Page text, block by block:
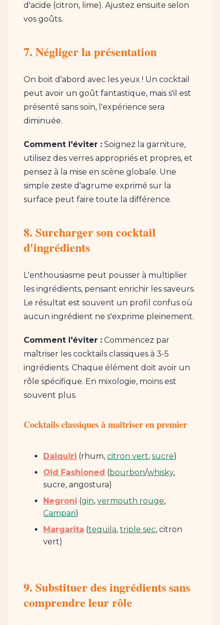
d'acide (citron, lime). Ajustez ensuite selon
vos goûts.
7. Négliger la présentation
On boit d'abord avec les yeux ! Un cocktail
peut avoir un goût fantastique, mais s'il est
présenté sans soin, l'expérience sera
diminuée.
Comment l'éviter : Soignez la garniture,
utilisez des verres appropriés et propres, et
pensez à la mise en scène globale. Une
simple zeste d'agrume exprimé sur la
surface peut faire toute la différence.
8. Surcharger son cocktail
d'ingrédients
L'enthousiasme peut pousser à multiplier
les ingrédients, pensant enrichir les saveurs.
Le résultat est souvent un profil confus où
aucun ingrédient ne s'exprime pleinement.
Comment l'éviter : Commencez par
maîtriser les cocktails classiques à 3-5
ingrédients. Chaque élément doit avoir un
rôle spécifique. En mixologie, moins est
souvent plus.
Cocktails classiques à maîtriser en premier
Daiquiri (rhum, citron vert, sucre)
Old Fashioned (bourbon/whisky,
sucre, angostura)
Negroni (gin, vermouth rouge,
Campari)
Margarita (tequila, triple sec, citron
vert)
9. Substituer des ingrédients sans
comprendre leur rôle